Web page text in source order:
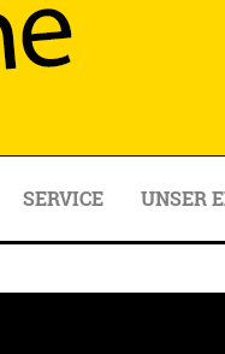
SERVICE UNSER